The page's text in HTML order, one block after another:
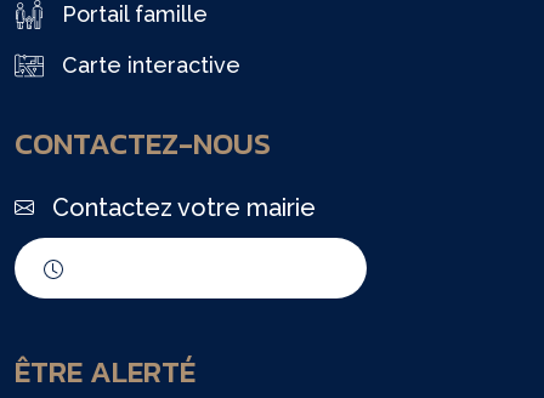
Portail famille
Carte interactive
CONTACTEZ-NOUS
Contactez votre mairie
ÊTRE ALERTÉ